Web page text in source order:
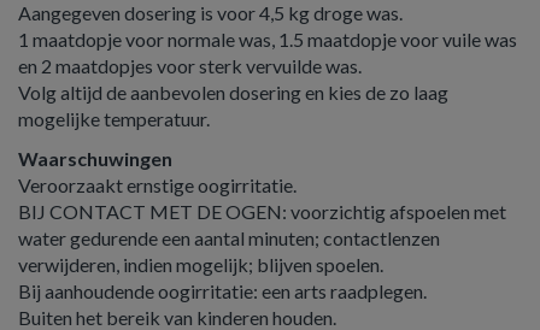
Aangegeven dosering is voor 4,5 kg droge was.
1 maatdopje voor normale was, 1.5 maatdopje voor vuile was
en 2 maatdopjes voor sterk vervuilde was.
Volg altijd de aanbevolen dosering en kies de zo laag
mogelijke temperatuur.
Waarschuwingen
Veroorzaakt ernstige oogirritatie.
BIJ CONTACT MET DE OGEN: voorzichtig afspoelen met
water gedurende een aantal minuten; contactlenzen
verwijderen, indien mogelijk; blijven spoelen.
Bij aanhoudende oogirritatie: een arts raadplegen.
Buiten het bereik van kinderen houden.